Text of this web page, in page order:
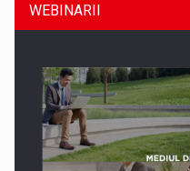
WEBINARII